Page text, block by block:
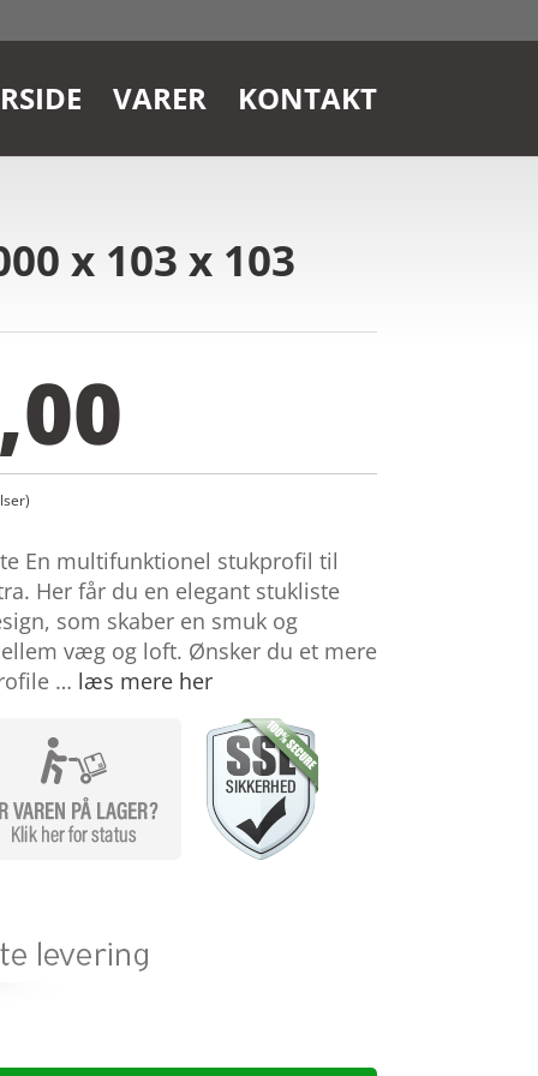
VARER KONTAKT
x 103 x 103
En multifunktionel stukprofil til
Her får du en elegant stukliste
som skaber en smuk og
væg og loft. Ønsker du et mere
… læs mere her